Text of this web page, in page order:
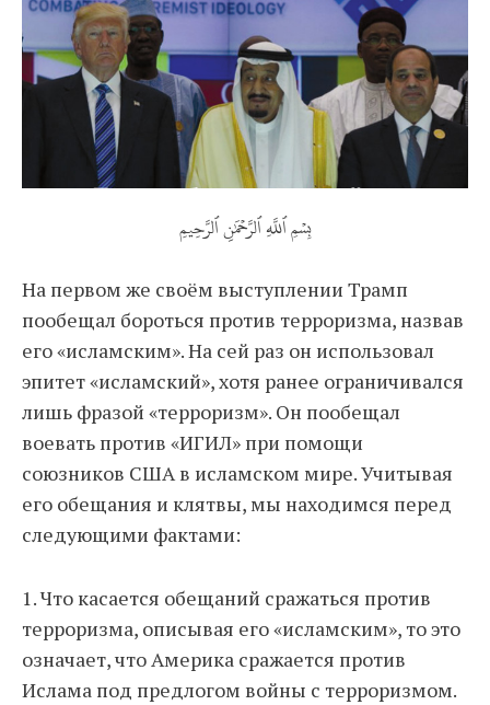
بِسۡمِ ٱللَّهِ ٱلرَّحۡمَٰنِ ٱلرَّحِيمِ
На первом же своём выступлении Трамп
пообещал бороться против терроризма, назвав
его «исламским». На сей раз он использовал
эпитет «исламский», хотя ранее ограничивался
лишь фразой «терроризм». Он пообещал
воевать против «ИГИЛ» при помощи
союзников США в исламском мире. Учитывая
его обещания и клятвы, мы находимся перед
следующими фактами:
1. Что касается обещаний сражаться против
терроризма, описывая его «исламским», то это
означает, что Америка сражается против
Ислама под предлогом войны с терроризмом.